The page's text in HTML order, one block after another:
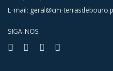
E-mail: geral@cm-
SIGA-NOS